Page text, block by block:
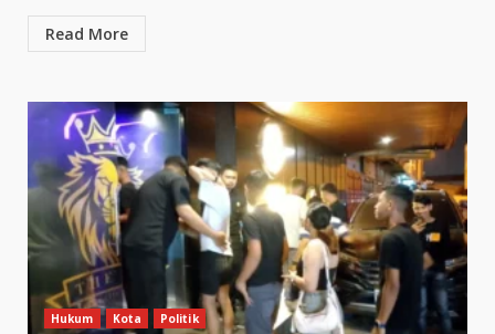
Read More
Hukum Kota Politik